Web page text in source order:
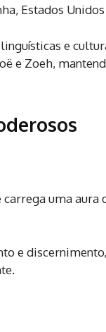
Estados
e
e Zoeh,
uma aura
e